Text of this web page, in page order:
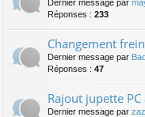
Dernier message par
Réponses : 233
Changement
Dernier message par
Réponses : 47
Rajout jupette PC
Dernier message par